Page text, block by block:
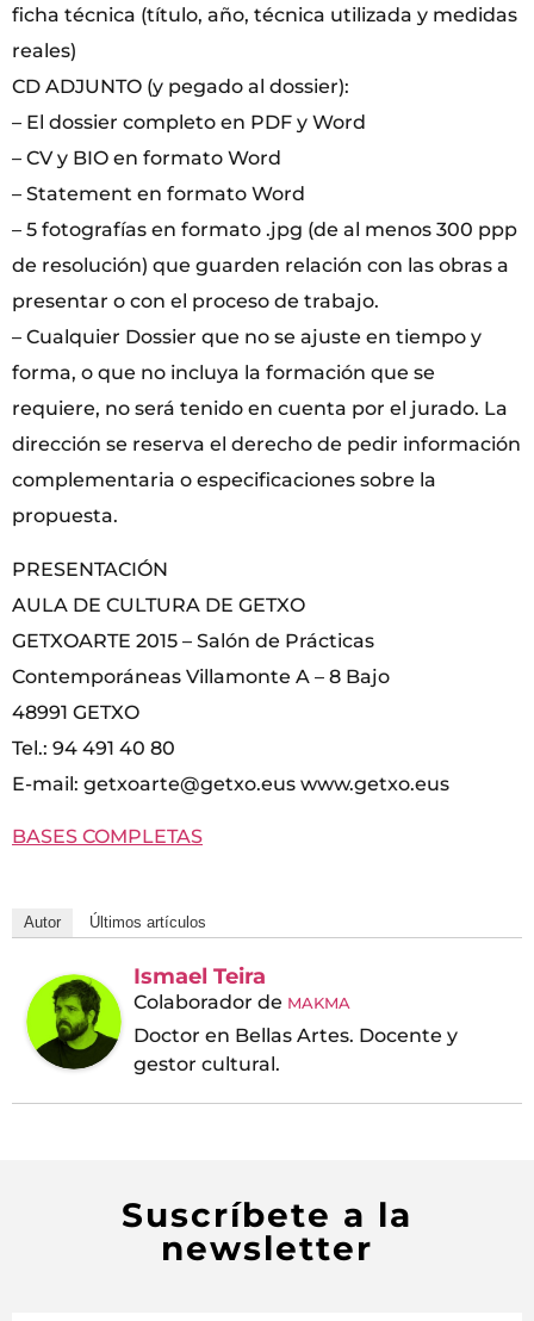
ficha técnica (título, año, técnica utilizada y medidas
reales)
CD ADJUNTO (y pegado al dossier):
– El dossier completo en PDF y Word
– CV y BIO en formato Word
– Statement en formato Word
– 5 fotografías en formato .jpg (de al menos 300 ppp
de resolución) que guarden relación con las obras a
presentar o con el proceso de trabajo.
– Cualquier Dossier que no se ajuste en tiempo y
forma, o que no incluya la formación que se
requiere, no será tenido en cuenta por el jurado. La
dirección se reserva el derecho de pedir información
complementaria o especificaciones sobre la
propuesta.
PRESENTACIÓN
AULA DE CULTURA DE GETXO
GETXOARTE 2015 – Salón de Prácticas
Contemporáneas Villamonte A – 8 Bajo
48991 GETXO
Tel.: 94 491 40 80
E-mail: getxoarte@getxo.eus www.getxo.eus
BASES COMPLETAS
Autor Últimos artículos
Ismael Teira
Colaborador de MAKMA
Doctor en Bellas Artes. Docente y
gestor cultural.
Suscríbete a la
newsletter